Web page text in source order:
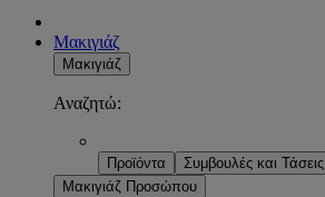
Μακιγιάζ
Μακιγιάζ
Αναζητώ:
Προϊόντα
Συμβουλές και Τάσεις
Μακιγιάζ Προσώπου